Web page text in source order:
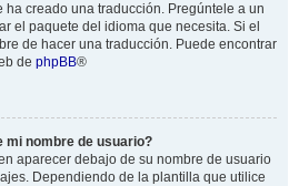
creado una traducción. Pregúntele a un
el paquete del idioma que necesita. Si el
de hacer una traducción. Puede encontrar
de phpBB®
mi nombre de usuario?
aparecer debajo de su nombre de usuario
Dependiendo de la plantilla que utilice